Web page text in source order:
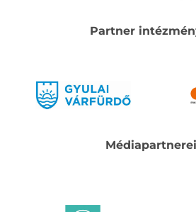
Partner